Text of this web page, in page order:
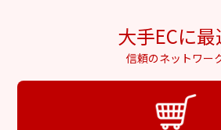
大手ECに最
信頼のネットワー